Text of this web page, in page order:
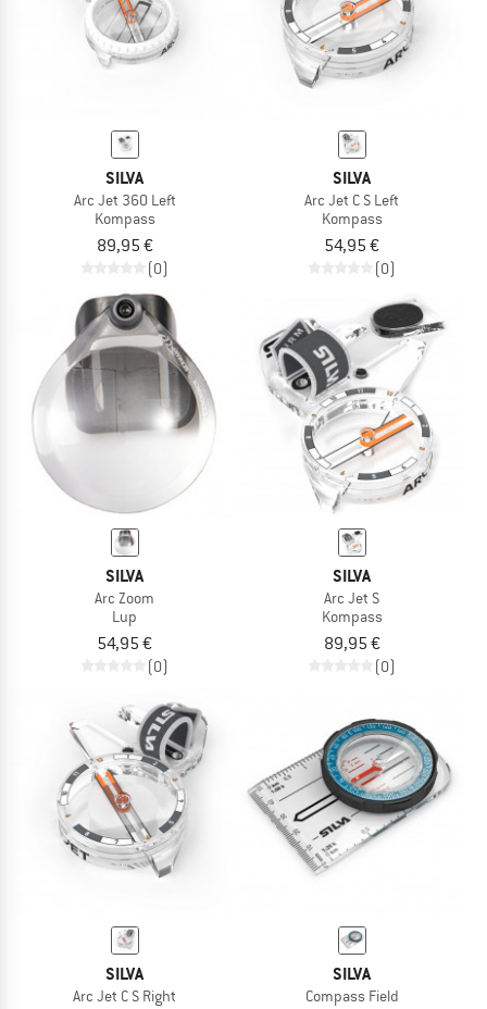
SILVA
Arc Jet 360 Left
Kompass
89,95 €
(0)
SILVA
Arc Jet C S Left
Kompass
54,95 €
(0)
SILVA
Arc Zoom
Lup
54,95 €
(0)
SILVA
Arc Jet S
Kompass
89,95 €
(0)
SILVA
Arc Jet C S Right
SILVA
Compass Field